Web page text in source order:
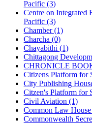
Pacific (3)
Centre on Integrated
Pacific (3)
Chamber (1)
Charcha (0)
Chayabithi (1)
Chittagong
CHRONICLE
Citizens Platform for
City Publishing
Citzen's Platform for
Civil Aviation (1)
Common Law
Commonwealth